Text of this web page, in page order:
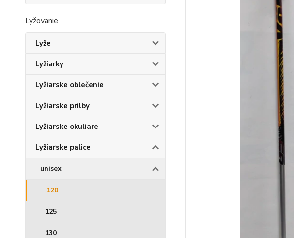
Lyžovanie
Lyže
Lyžiarky
Lyžiarske oblečenie
Lyžiarske prilby
Lyžiarske okuliare
Lyžiarske palice
unisex
120
125
130